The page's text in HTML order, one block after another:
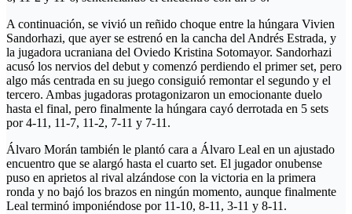
A continuación, se vivió un reñido choque entre la húngara Vivien
Sandorhazi, que ayer se estrenó en la cancha del Andrés Estrada, y
la jugadora ucraniana del Oviedo Kristina Sotomayor. Sandorhazi
acusó los nervios del debut y comenzó perdiendo el primer set, pero
algo más centrada en su juego consiguió remontar el segundo y el
tercero. Ambas jugadoras protagonizaron un emocionante duelo
hasta el final, pero finalmente la húngara cayó derrotada en 5 sets
por 4-11, 11-7, 11-2, 7-11 y 7-11.
Álvaro Morán también le plantó cara a Álvaro Leal en un ajustado
encuentro que se alargó hasta el cuarto set. El jugador onubense
puso en aprietos al rival alzándose con la victoria en la primera
ronda y no bajó los brazos en ningún momento, aunque finalmente
Leal terminó imponiéndose por 11-10, 8-11, 3-11 y 8-11.